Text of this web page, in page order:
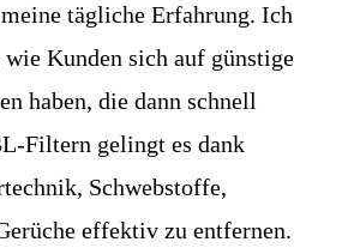
tägliche Erfahrung. Ich
wie Kunden sich auf günstige
haben, die dann schnell
Filtern gelingt es dank
Schwebstoffe,
effektiv zu entfernen.